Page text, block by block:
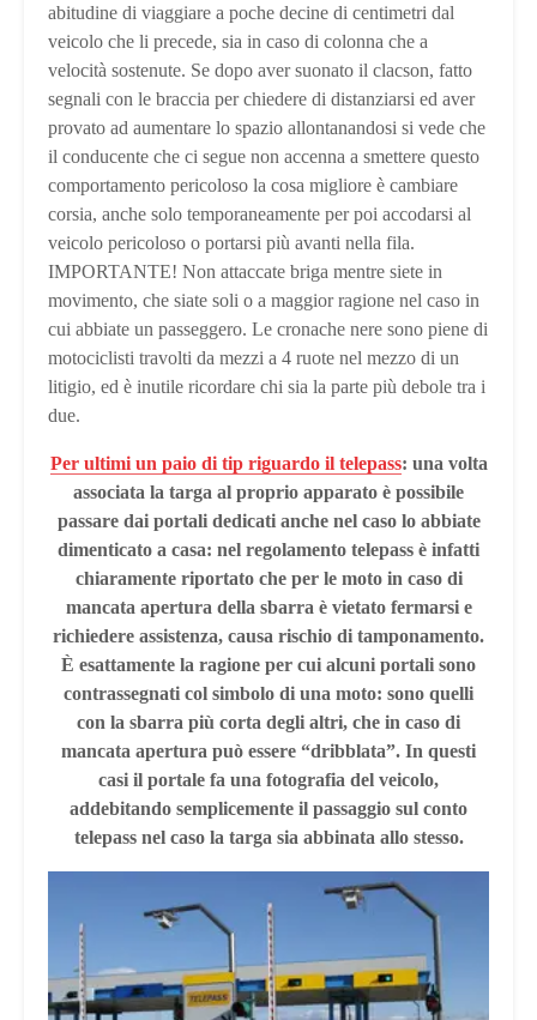
abitudine di viaggiare a poche decine di centimetri dal
veicolo che li precede, sia in caso di colonna che a
velocità sostenute. Se dopo aver suonato il clacson, fatto
segnali con le braccia per chiedere di distanziarsi ed aver
provato ad aumentare lo spazio allontanandosi si vede che
il conducente che ci segue non accenna a smettere questo
comportamento pericoloso la cosa migliore è cambiare
corsia, anche solo temporaneamente per poi accodarsi al
veicolo pericoloso o portarsi più avanti nella fila.
IMPORTANTE! Non attaccate briga mentre siete in
movimento, che siate soli o a maggior ragione nel caso in
cui abbiate un passeggero. Le cronache nere sono piene di
motociclisti travolti da mezzi a 4 ruote nel mezzo di un
litigio, ed è inutile ricordare chi sia la parte più debole tra i
due.
Per ultimi un paio di tip riguardo il telepass: una volta
associata la targa al proprio apparato è possibile
passare dai portali dedicati anche nel caso lo abbiate
dimenticato a casa: nel regolamento telepass è infatti
chiaramente riportato che per le moto in caso di
mancata apertura della sbarra è vietato fermarsi e
richiedere assistenza, causa rischio di tamponamento.
È esattamente la ragione per cui alcuni portali sono
contrassegnati col simbolo di una moto: sono quelli
con la sbarra più corta degli altri, che in caso di
mancata apertura può essere “dribblata”. In questi
casi il portale fa una fotografia del veicolo,
addebitando semplicemente il passaggio sul conto
telepass nel caso la targa sia abbinata allo stesso.